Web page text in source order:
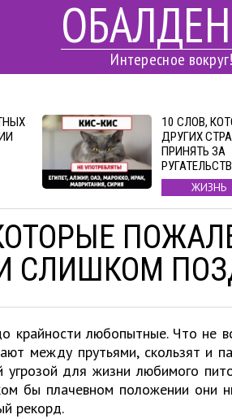
Интересное вокруг!
10 СЛОВ,
ДРУГИХ
ПРИНЯТЬ ЗА
ЖИЗНЬ
СЛИШКОМ
любопытные. Что не
между прутьями, скользят и
угрозой для жизни любимого
бы плачевном положении они
рекорд.